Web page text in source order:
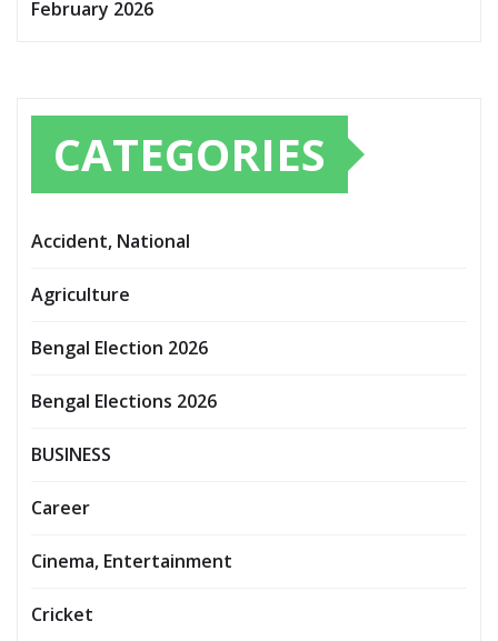
February 2026
CATEGORIES
Accident, National
Agriculture
Bengal Election 2026
Bengal Elections 2026
BUSINESS
Career
Cinema, Entertainment
Cricket